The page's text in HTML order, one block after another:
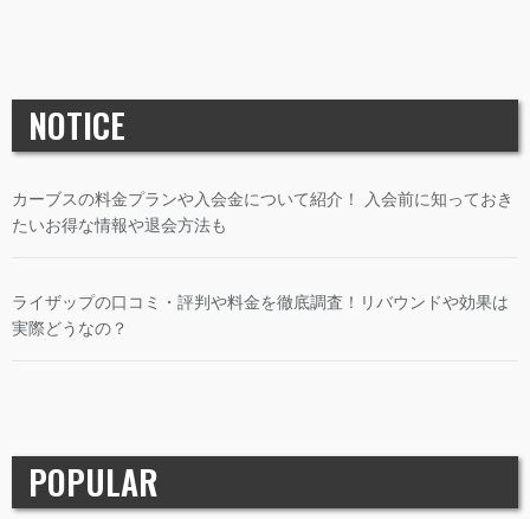
NOTICE
カーブスの料金プランや入会金について紹介！ 入会前に知っておき
たいお得な情報や退会方法も
ライザップの口コミ・評判や料金を徹底調査！リバウンドや効果は
実際どうなの？
POPULAR